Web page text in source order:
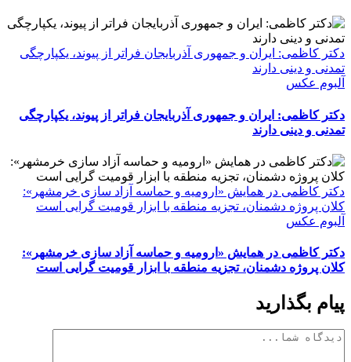
دکتر کاظمی: ایران و جمهوری آذربایجان فراتر از پیوند، یکپارچگی
تمدنی و دینی دارند
آلبوم عکس
دکتر کاظمی: ایران و جمهوری آذربایجان فراتر از پیوند، یکپارچگی
تمدنی و دینی دارند
دکتر کاظمی در همایش «ارومیه و حماسه آزاد سازی خرمشهر»:
کلان پروژه دشمنان، تجزیه منطقه با ابزار قومیت گرایی است
آلبوم عکس
دکتر کاظمی در همایش «ارومیه و حماسه آزاد سازی خرمشهر»:
کلان پروژه دشمنان، تجزیه منطقه با ابزار قومیت گرایی است
پیام بگذارید
دیدگاه